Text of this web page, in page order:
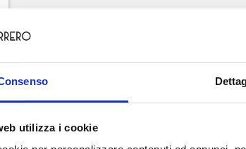
utilizza i cookie